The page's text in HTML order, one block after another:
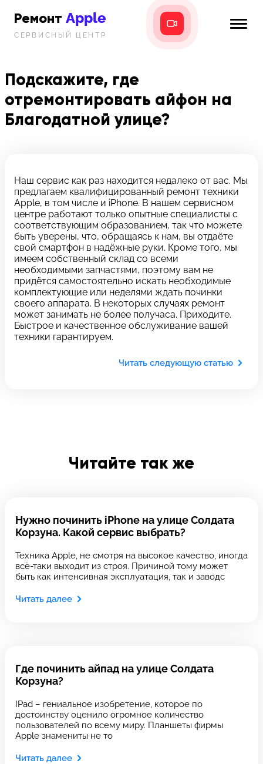
Ремонт Apple
СЕРВИСНЫЙ ЦЕНТР
iPad
MacBook
iMac
Новости
i-info
Контакты
Телефон:
+7 (812) 409-39-75
Адрес:
8 Красноармейская, 18
Режим работы:
c 10:00 до 21:00
Связаться с нами
Подскажите, где
отремонтировать айфон на
Благодатной улице?
Наш сервис как раз находится недалеко от вас. Мы
предлагаем квалифицированный ремонт техники
Apple, в том числе и iPhone. В нашем сервисном
центре работают только опытные специалисты с
соответствующим образованием, так что можете
быть уверены, что, обращаясь к нам, вы отдаёте
свой смартфон в надёжные руки. Кроме того, мы
имеем собственный склад со всеми
необходимыми запчастями, поэтому вам не
придётся самостоятельно искать необходимые
комплектующие или неделями ждать починки
своего аппарата. В некоторых случаях ремонт
может занимать не более получаса. Приходите.
Быстрое и качественное обслуживание вашей
техники гарантируем.
Читать следующую статью
Читайте так же
Нужно починить iPhone на улице Солдата
Корзуна. Какой сервис выбрать?
Техника Apple, не смотря на высокое качество, иногда
всё-таки выходит из строя. Причиной тому может
быть как интенсивная эксплуатация, так и заводс
Читать далее
Где починить айпад на улице Солдата
Корзуна?
IPad – гениальное изобретение, которое по
достоинству оценило огромное количество
пользователей по всему миру. Планшеты фирмы
Apple знамениты не то
Читать далее
Задать вопрос
Выберите сервис
Выберите сервис
Оставьте свой
Введите имя
Введите телефон